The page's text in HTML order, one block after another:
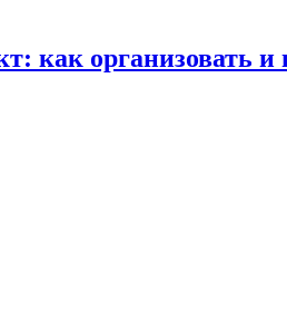
как организовать и